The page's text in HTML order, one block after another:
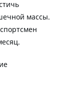
массы.